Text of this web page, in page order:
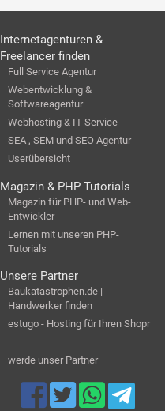
Internetagenturen &
Freelancer finden
Full Service Agentur
Webentwicklung &
Softwareagentur
Webhosting & IT-Service
SEA , SEM und SEO Agentur
Userübersicht
Magazin & PHP Tutorials
Magazin für PHP- und Web-
Entwickler
Lernen mit unseren PHP-
Tutorials
Unsere Partner
Baukatastrophen.de |
Handwerker finden
estugo - Hosting für Ihren Shopr
werde unser Partner